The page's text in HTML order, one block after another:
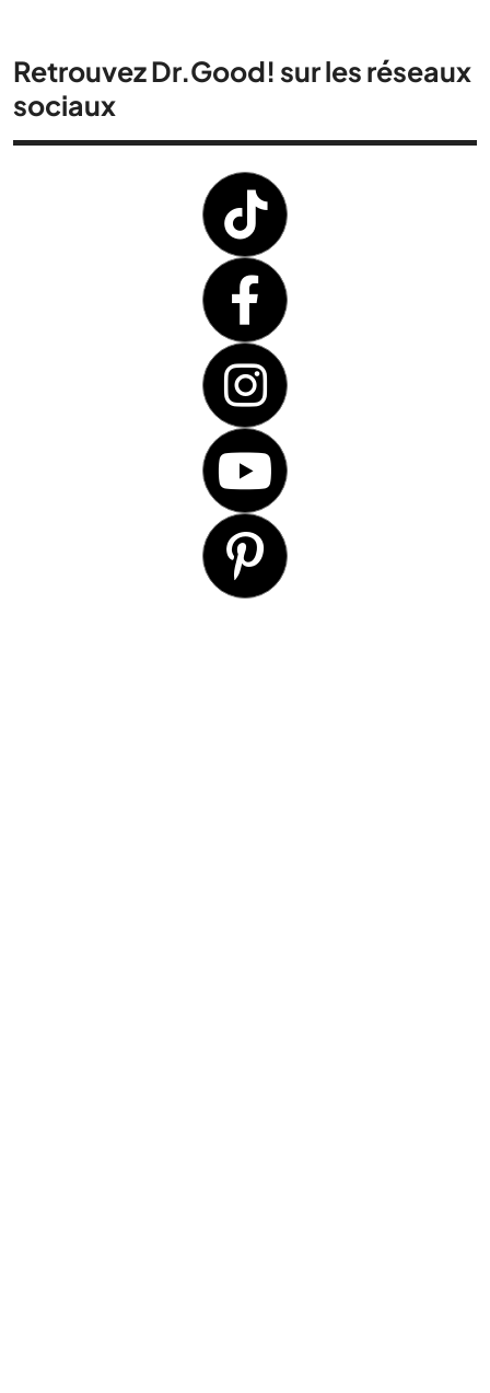
Retrouvez Dr.Good! sur les réseaux
sociaux